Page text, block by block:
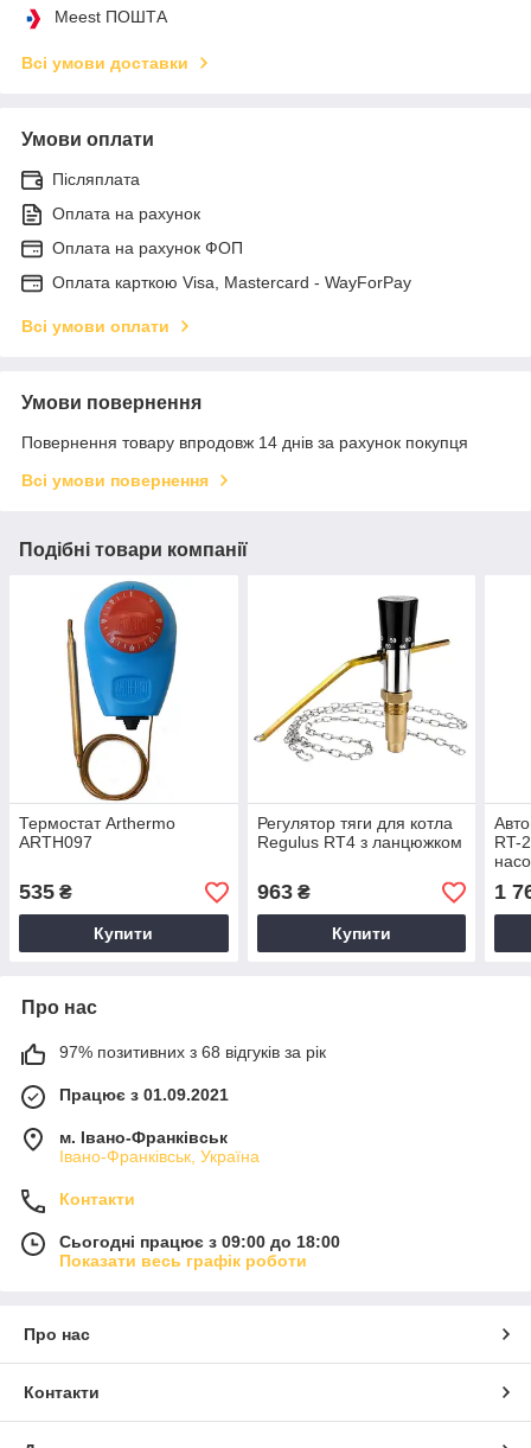
Meest ПОШТА
Всі умови доставки
Умови оплати
Післяплата
Оплата на рахунок
Оплата на рахунок ФОП
Оплата карткою Visa, Mastercard - WayForPay
Всі умови оплати
Умови повернення
Повернення товару впродовж 14 днів за рахунок покупця
Всі умови повернення
Подібні товари компанії
Термостат Arthermo
ARTH097
535 ₴
Купити
Регулятор тяги для котла
Regulus RT4 з ланцюжком
963₴
Купити
RT-
1
Про нас
97% позитивних з 68 відгуків за рік
Працює з 01.09.2021
м. Івано-Франківськ
Івано-Франківськ, Україна
Контакти
Сьогодні працює з 09:00 до 18:00
Показати весь графік роботи
Про нас
Контакти